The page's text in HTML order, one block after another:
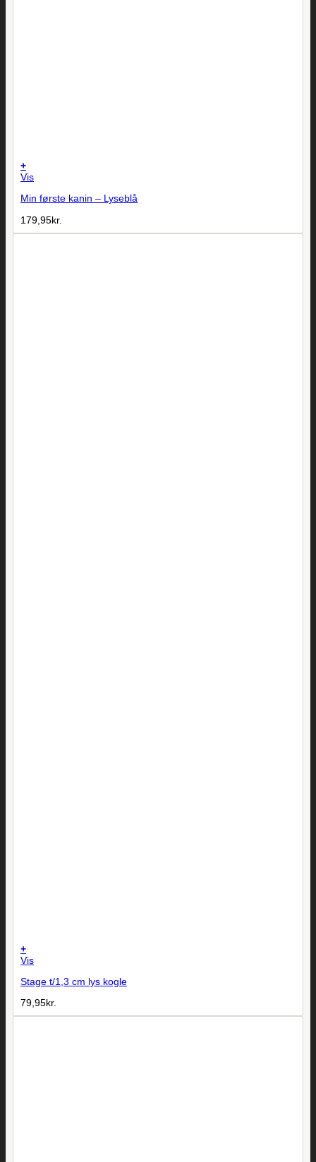
+
Vis
Min første kanin – Lyseblå
179,95kr.
+
Vis
Stage t/1,3 cm lys kogle
79,95kr.